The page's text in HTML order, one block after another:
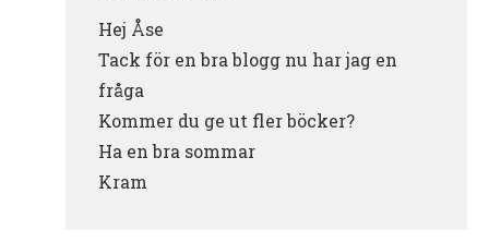
Hej Åse
Tack för en bra blogg nu har jag en
fråga
Kommer du ge ut fler böcker?
Ha en bra sommar
Kram